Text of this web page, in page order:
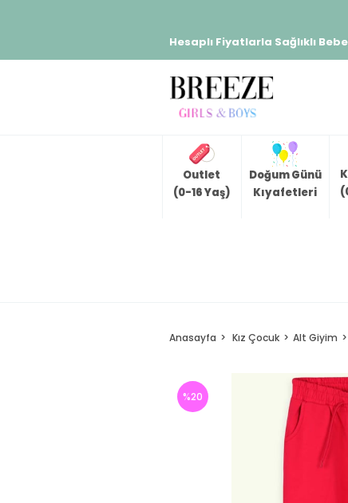
Hesaplı Fiyatlarla Sağlıklı
Outlet
(0-16 Yaş)
Doğum Günü
Kıyafetleri
Anasayfa Kız Çocuk Alt Giyim
%20